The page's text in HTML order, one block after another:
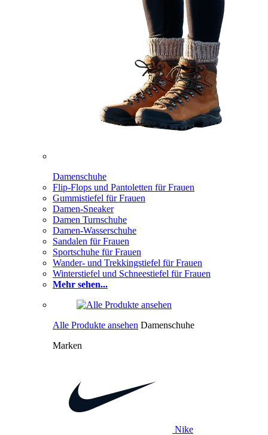
Damenschuhe
Flip-Flops und Pantoletten für Frauen
Gummistiefel für Frauen
Damen-Sneaker
Damen Turnschuhe
Damen-Wasserschuhe
Sandalen für Frauen
Sportschuhe für Frauen
Wander- und Trekkingstiefel für Frauen
Winterstiefel und Schneestiefel für Frauen
Mehr sehen...
Alle Produkte ansehen Damenschuhe
Marken
Nike